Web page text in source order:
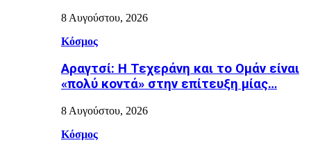
8 Αυγούστου, 2026
Κόσμος
Αραγτσί: Η Τεχεράνη και το Ομάν είναι
«πολύ κοντά» στην επίτευξη μίας…
8 Αυγούστου, 2026
Κόσμος